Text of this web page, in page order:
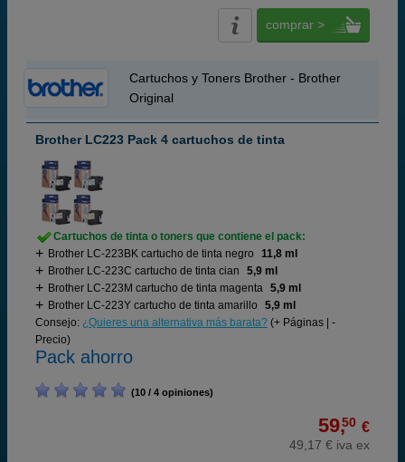
comprar >
Cartuchos y Toners Brother - Brother
Original
Brother LC223 Pack 4 cartuchos de tinta
Cartuchos de tinta o toners que contiene el pack:
Brother LC-223BK cartucho de tinta negro
11,8 ml
Brother LC-223C cartucho de tinta cian
5,9 ml
Brother LC-223M cartucho de tinta magenta 5,9 ml
Brother LC-223Y cartucho de tinta amarillo
5,9 ml
Consejo: ¿Quieres una alternativa más barata? (+ Páginas | -
Precio)
Pack ahorro
(10 / 4 opiniones)
59,50 €
49,17 € iva ex